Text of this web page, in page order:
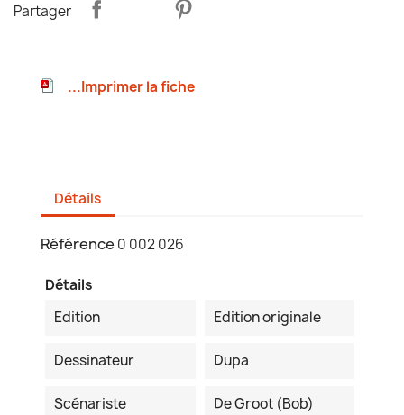
Partager
...Imprimer la fiche
Détails
Référence 0 002 026
Détails
Edition
Edition originale
Dessinateur Dupa
Scénariste De Groot (Bob)